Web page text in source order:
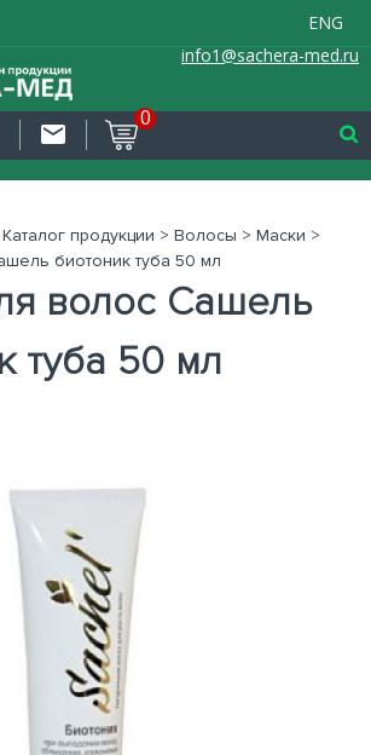
ENG
info1@sachera-med.ru
0
Каталог продукции > Волосы > Маски >
биотоник туба 50 мл
волос Сашель
туба 50 мл